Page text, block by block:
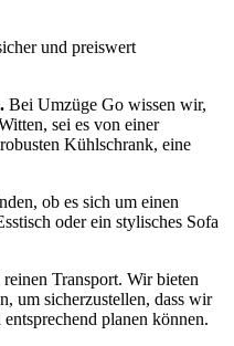
und preiswert
Bei Umzüge Go wissen wir,
sei es von einer
Kühlschrank, eine
ob es sich um einen
oder ein stylisches Sofa
Transport. Wir bieten
um sicherzustellen, dass wir
planen können.